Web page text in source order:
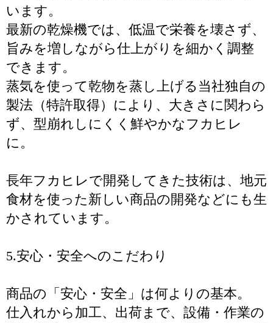
います。
最新の乾燥機では、低温で栄養を壊さず、
旨みを増しながら仕上がりを細かく調整
できます。
蒸気を使って乾物を蒸し上げる当社独自の
製法（特許取得）により、大きさに関わら
ず、型崩れしにくく鮮やかなフカヒレ
に。
長年フカヒレで開発してきた技術は、地元
食材を使った新しい商品の開発などにも生
かされています。
5.安心・安全へのこだわり
商品の「安心・安全」は何よりの基本。
仕入れから加工、出荷まで、設備・作業の